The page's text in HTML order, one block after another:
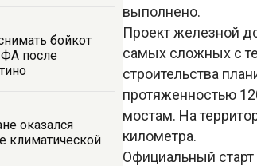
бойкот
после
оказался
климатической
выполнено.
Проект железной
самых сложных с
строительства
протяженностью
мостам. На
километра.
Официальный